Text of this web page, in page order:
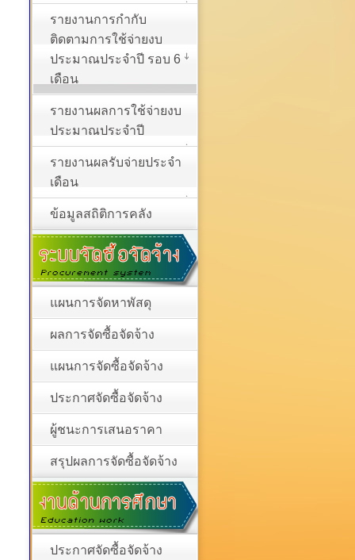
รายงานการกำกับ
ติดตามการใช้จ่ายงบ
ประมาณประจำปี รอบ 6
เดือน
รายงานผลการใช้จ่ายงบ
ประมาณประจำปี
รายงานผลรับจ่ายประจำ
เดือน
ข้อมูลสถิติการคลัง
แผนการจัดหาพัสดุ
ผลการจัดซื้อจัดจ้าง
แผนการจัดซื้อจัดจ้าง
ประกาศจัดซื้อจัดจ้าง
ผู้ชนะการเสนอราคา
สรุปผลการจัดซื้อจัดจ้าง
ประกาศจัดซื้อจัดจ้าง